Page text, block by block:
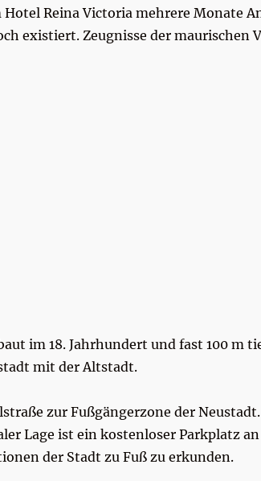
Reina Victoria mehrere Monate
existiert. Zeugnisse der maurischen
im 18. Jahrhundert und fast 100 m
mit der Altstadt.
zur Fußgängerzone der
Lage ist ein kostenloser Parkplatz
der Stadt zu Fuß zu erkunden.